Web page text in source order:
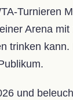
Turnieren
Arena mit
trinken
und